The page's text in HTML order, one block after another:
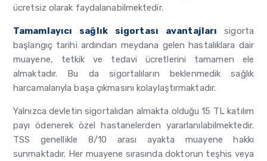
ücretsiz olarak faydalanabilmektedir.
Tamamlayıcı sağlık sigortası avantajlarısigorta
başlangıç tarihi ardından meydana gelen hastalıklara dair
muayene, tetkik ve tedavi ücretlerini tamamen ele
almaktadır. Bu da sigortalıların beklenmedik sağlık
harcamalarıyla başa çıkmasını kolaylaştırmaktadır.
Yalnızca devletin sigortalıdan almakta olduğu 15 TL katılım
payı ödenerek özel hastanelerden yararlanılabilmektedir.
TSS genellikle 8/10 arası ayakta muayene hakkı
sunmaktadır. Her muayene sırasında doktorun teşhis veya